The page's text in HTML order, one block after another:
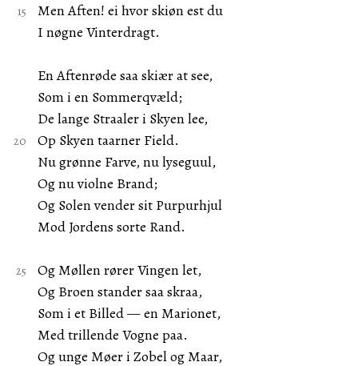
Men Aften! ei hvor skiøn est du
I nøgne Vinterdragt.
En Aftenrøde saa skiær at see,
Som i en Sommerqvæld;
De lange Straaler i Skyen lee,
Op Skyen taarner Field.
Nu grønne Farve, nu lyseguul,
Og nu violne Brand;
Og Solen vender sit Purpurhjul
Mod Jordens sorte Rand.
Og Møllen rører Vingen let,
Og Broen stander saa skraa,
Som i et Billed — en Marionet,
Med trillende Vogne paa.
Og unge Møer i Zobel og Maar,